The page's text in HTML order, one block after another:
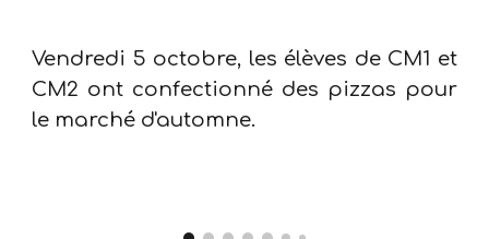
Vendredi 5 octobre, les élèves de CM1 et
CM2 ont confectionné des pizzas pour
le marché d'automne.